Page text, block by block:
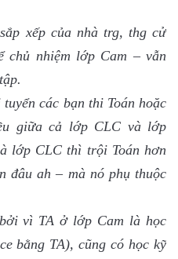
xếp của nhà trg, thg cử
chủ nhiệm lớp Cam – vẫn
các bạn thi Toán hoặc
giữa cả lớp CLC và lớp
lớp CLC thì trội Toán hơn
đâu ah – mà nó phụ thuộc
vì TA ở lớp Cam là học
bằng TA), cũng có học kỹ